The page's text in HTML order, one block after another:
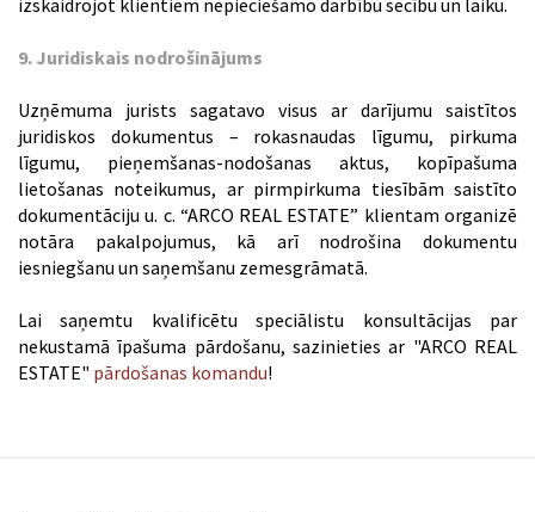
izskaidrojot klientiem nepieciešamo darbību secību un laiku.
9. Juridiskais nodrošinājums
Uzņēmuma jurists sagatavo visus ar darījumu saistītos
juridiskos dokumentus – rokasnaudas līgumu, pirkuma
līgumu, pieņemšanas-nodošanas aktus, kopīpašuma
lietošanas noteikumus, ar pirmpirkuma tiesībām saistīto
dokumentāciju u. c. “ARCO REAL ESTATE” klientam organizē
notāra pakalpojumus, kā arī nodrošina dokumentu
iesniegšanu un saņemšanu zemesgrāmatā.
Lai saņemtu kvalificētu speciālistu konsultācijas par
nekustamā īpašuma pārdošanu, sazinieties ar "ARCO REAL
ESTATE" pārdošanas komandu!